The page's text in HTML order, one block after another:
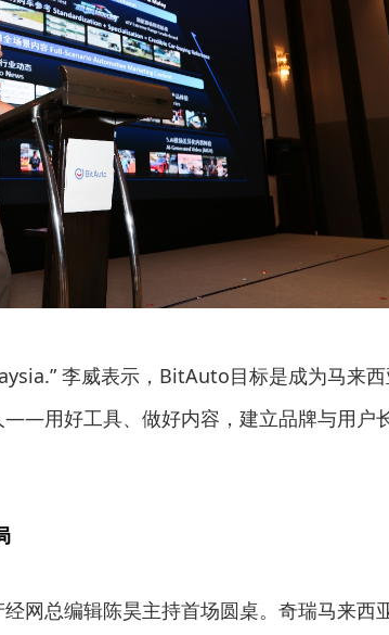
李威表示，BitAuto目标是成为马来西
——用好工具、做好内容，建立品牌与用户
网总编辑陈昊主持首场圆桌。奇瑞马来西